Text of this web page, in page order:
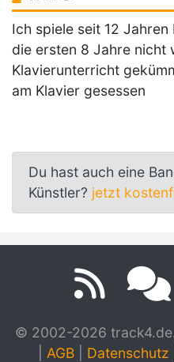
Ich spiele seit 12
die ersten 8 Jahre nicht
Klavierunterricht
am Klavier gesessen
Du hast auch eine
Künstler? jetzt
© 2002-2026
AGB Datenschutz